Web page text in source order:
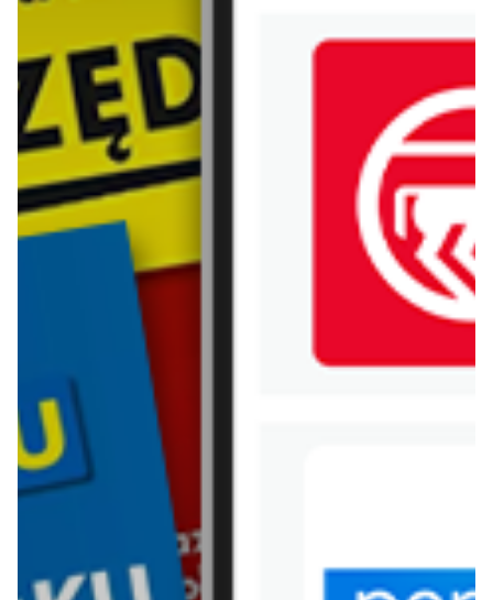
Bershka
aktualna
Bershka
TOPY damskie od 49,90 PLN
WIĘCEJ GAZETEK BERSHKA